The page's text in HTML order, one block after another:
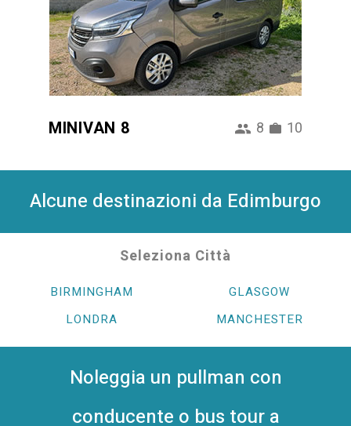
MINIVAN 8 8 10
Alcune destinazioni da Edimburgo
Seleziona Città
BIRMINGHAM
GLASGOW
LONDRA
MANCHESTER
Noleggia un pullman con
conducente o bus tour a